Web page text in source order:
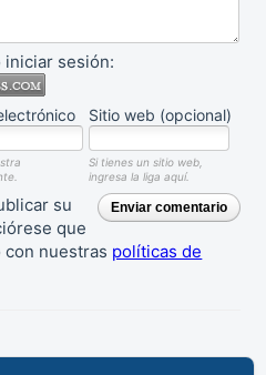
iniciar sesión:
Sitio web (opcional)
Si tienes un sitio web,
ingresa la liga aquí.
Enviar comentario
su
que
con nuestras políticas de